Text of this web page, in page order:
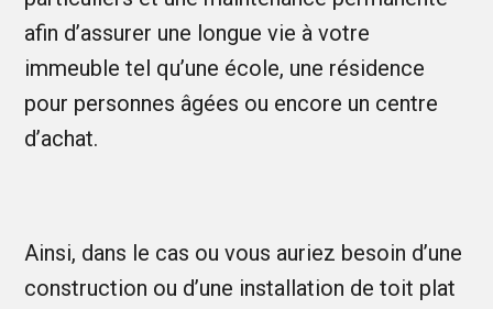
afin d’assurer une longue vie à votre
immeuble tel qu’une école, une résidence
pour personnes âgées ou encore un centre
d’achat.
Ainsi, dans le cas ou vous auriez besoin d’une
construction ou d’une installation de toit plat